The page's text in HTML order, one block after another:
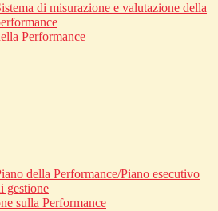
di misurazione e valutazione della
Performance
della Performance/Piano esecutivo
gestione
sulla Performance